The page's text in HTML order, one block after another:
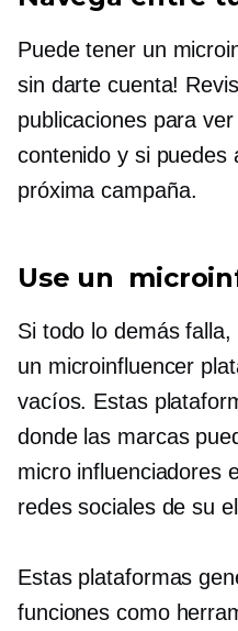
Puede tener un
sin darte cuenta!
publicaciones para
contenido y si puedes
próxima campaña.
Use un
Si todo lo demás
un microinfluencer
vacíos. Estas
donde las marcas
micro influenciadores
redes sociales de su
Estas plataformas
funciones como